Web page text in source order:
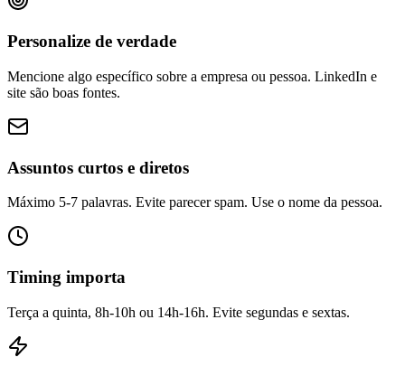
Personalize de verdade
Mencione algo específico sobre a empresa ou pessoa. LinkedIn e
site são boas fontes.
Assuntos curtos e diretos
Máximo 5-7 palavras. Evite parecer spam. Use o nome da pessoa.
Timing importa
Terça a quinta, 8h-10h ou 14h-16h. Evite segundas e sextas.